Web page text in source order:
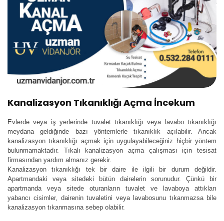
Kanalizasyon Tıkanıklığı Açma İncekum
Evlerde veya iş yerlerinde tuvalet tıkanıklığı veya lavabo tıkanıklığı
meydana geldiğinde bazı yöntemlerle tıkanıklık açılabilir. Ancak
kanalizasyon tıkanıklığı açmak için uygulayabileceğiniz hiçbir yöntem
bulunmamaktadır. Tıkalı kanalizasyon açma çalışması için tesisat
firmasından yardım almanız gerekir.
Kanalizasyon tıkanıklığı tek bir daire ile ilgili bir durum değildir.
Apartmandaki veya sitedeki bütün dairelerin sorunudur. Çünkü bir
apartmanda veya sitede oturanların tuvalet ve lavaboya attıkları
yabancı cisimler, dairenin tuvaletini veya lavabosunu tıkanmazsa bile
kanalizasyon tıkanmasına sebep olabilir.